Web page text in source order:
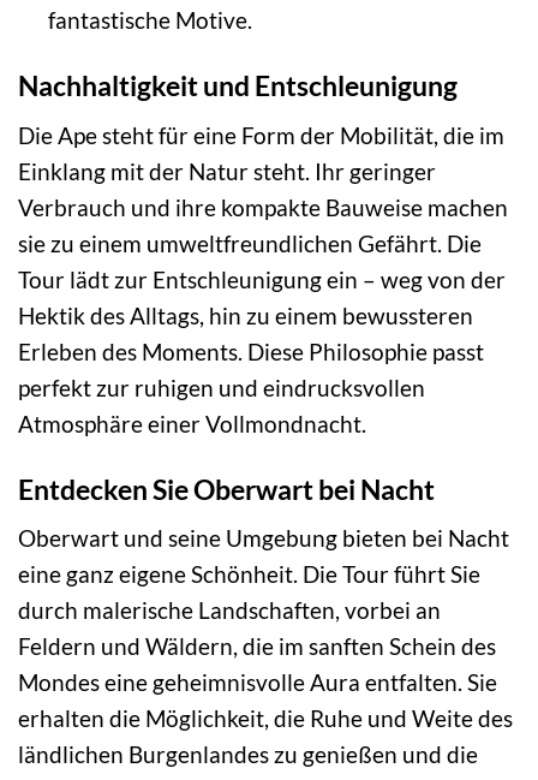
fantastische Motive.
Nachhaltigkeit und Entschleunigung
Die Ape steht für eine Form der Mobilität, die im
Einklang mit der Natur steht. Ihr geringer
Verbrauch und ihre kompakte Bauweise machen
sie zu einem umweltfreundlichen Gefährt. Die
Tour lädt zur Entschleunigung ein – weg von der
Hektik des Alltags, hin zu einem bewussteren
Erleben des Moments. Diese Philosophie passt
perfekt zur ruhigen und eindrucksvollen
Atmosphäre einer Vollmondnacht.
Entdecken Sie Oberwart bei Nacht
Oberwart und seine Umgebung bieten bei Nacht
eine ganz eigene Schönheit. Die Tour führt Sie
durch malerische Landschaften, vorbei an
Feldern und Wäldern, die im sanften Schein des
Mondes eine geheimnisvolle Aura entfalten. Sie
erhalten die Möglichkeit, die Ruhe und Weite des
ländlichen Burgenlandes zu genießen und die